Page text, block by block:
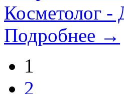
Косметолог
Подробнее →
1
2